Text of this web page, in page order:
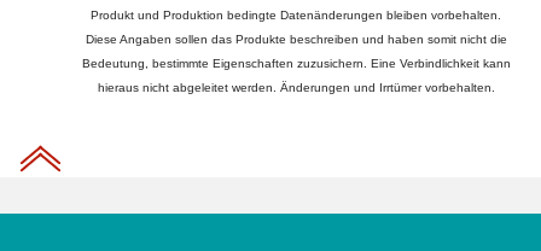
Produkt und Produktion bedingte Datenänderungen bleiben vorbehalten.
Diese Angaben sollen das Produkte beschreiben und haben somit nicht die
Bedeutung, bestimmte Eigenschaften zuzusichern. Eine Verbindlichkeit kann
hieraus nicht abgeleitet werden. Änderungen und Irrtümer vorbehalten.